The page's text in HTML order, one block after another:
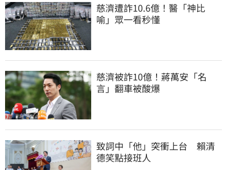
慈濟遭詐10.6億！醫「神比
喻」眾一看秒懂
慈濟被詐10億！蔣萬安「名
言」翻車被酸爆
致詞中「他」突衝上台　賴清
德笑點接班人